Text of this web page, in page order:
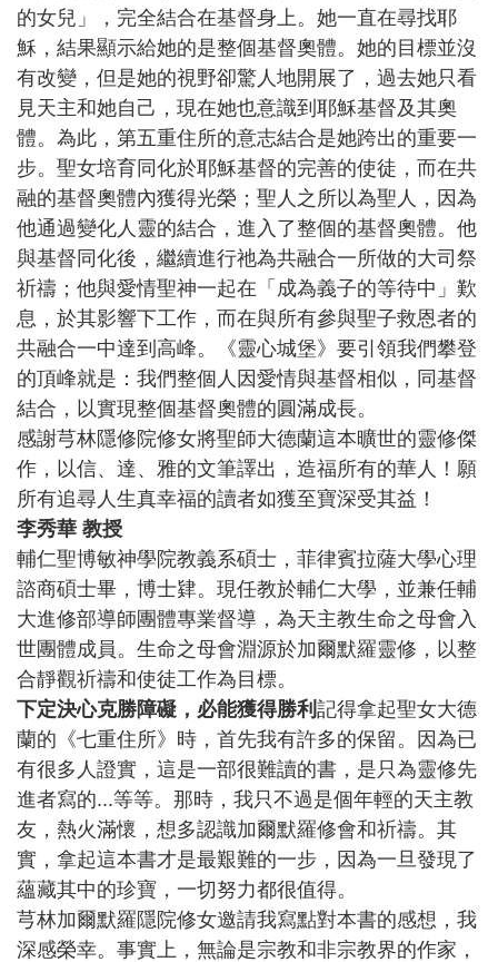
的女兒」，完全結合在基督身上。她一直在尋找耶
穌，結果顯示給她的是整個基督奧體。她的目標並沒
有改變，但是她的視野卻驚人地開展了，過去她只看
見天主和她自己，現在她也意識到耶穌基督及其奧
體。為此，第五重住所的意志結合是她跨出的重要一
步。聖女培育同化於耶穌基督的完善的使徒，而在共
融的基督奧體內獲得光榮；聖人之所以為聖人，因為
他通過變化人靈的結合，進入了整個的基督奧體。他
與基督同化後，繼續進行祂為共融合一所做的大司祭
祈禱；他與愛情聖神一起在「成為義子的等待中」歎
息，於其影響下工作，而在與所有參與聖子救恩者的
共融合一中達到高峰。《靈心城堡》要引領我們攀登
的頂峰就是：我們整個人因愛情與基督相似，同基督
結合，以實現整個基督奧體的圓滿成長。
感謝芎林隱修院修女將聖師大德蘭這本曠世的靈修傑
作，以信、達、雅的文筆譯出，造福所有的華人！願
所有追尋人生真幸福的讀者如獲至寶深受其益！
李秀華 教授
輔仁聖博敏神學院教義系碩士，菲律賓拉薩大學心理
諮商碩士畢，博士肄。現任教於輔仁大學，並兼任輔
大進修部導師團體專業督導，為天主教生命之母會入
世團體成員。生命之母會淵源於加爾默羅靈修，以整
合靜觀祈禱和使徒工作為目標。
下定決心克勝障礙，必能獲得勝利 記得拿起聖女大德
蘭的《七重住所》時，首先我有許多的保留。因為已
有很多人證實，這是一部很難讀的書，是只為靈修先
進者寫的...等等。那時，我只不過是個年輕的天主教
友，熱火滿懷，想多認識加爾默羅修會和祈禱。其
實，拿起這本書才是最艱難的一步，因為一旦發現了
蘊藏其中的珍寶，一切努力都很值得。
芎林加爾默羅隱院修女邀請我寫點對本書的感想，我
深感榮幸。事實上，無論是宗教和非宗教界的作家，